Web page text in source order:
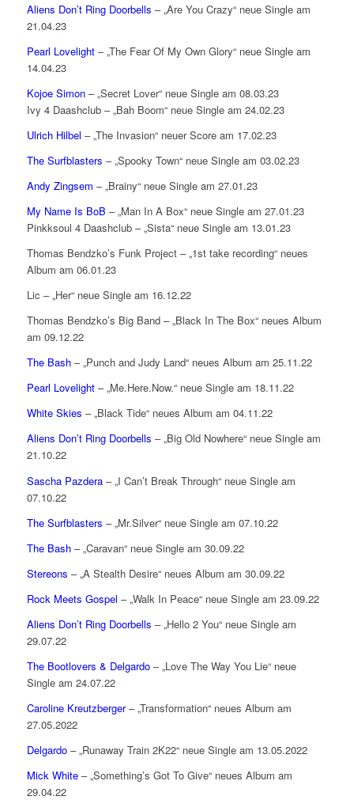
Aliens Don’t Ring Doorbells – „Are You Crazy“ neue Single am
21.04.23
Pearl Lovelight– „The Fear Of My Own Glory“ neue Single am
14.04.23
Kojoe Simon– „Secret Lover“ neue Single am 08.03.23
Ivy 4 Daashclub – „Bah Boom“ neue Single am 24.02.23
Ulrich Hilbel – „The Invasion“ neuer Score am 17.02.23
The Surfblasters – „Spooky Town“ neue Single am 03.02.23
Andy Zingsem – „Brainy“ neue Single am 27.01.23
My Name Is BoB – „Man In A Box“ neue Single am 27.01.23
Pinkksoul 4 Daashclub – „Sista“ neue Single am 13.01.23
Thomas Bendzko’s Funk Project – „1st take recording“ neues
Album am 06.01.23
Lic – „Her“ neue Single am 16.12.22
Thomas Bendzko’s Big Band – „Black In The Box“ neues Album
am 09.12.22
The Bash– „Punch and Judy Land“ neues Album am 25.11.22
Pearl Lovelight– „Me.Here.Now.“ neue Single am 18.11.22
White Skies – „Black Tide“ neues Album am 04.11.22
Aliens Don’t Ring Doorbells – „Big Old Nowhere“ neue Single am
21.10.22
Sascha Pazdera– „I Can’t Break Through“ neue Single am
07.10.22
The Surfblasters – „Mr.Silver“ neue Single am 07.10.22
The Bash– „Caravan“ neue Single am 30.09.22
Stereons – „A Stealth Desire“ neues Album am 30.09.22
Rock Meets Gospel – „Walk In Peace“ neue Single am 23.09.22
Aliens Don’t Ring Doorbells – „Hello 2 You“ neue Single am
29.07.22
The Bootlovers & Delgardo– „Love The Way You Lie“ neue
Single am 24.07.22
Caroline Kreutzberger– „Transformation“ neues Album am
27.05.2022
Delgardo– „Runaway Train 2K22“ neue Single am 13.05.2022
Mick White– „Something’s Got To Give“ neues Album am
29.04.22